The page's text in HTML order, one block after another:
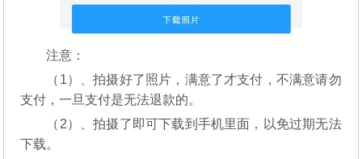
注意：
（1）、拍摄好了照片，满意了才支付，不满意请勿
支付，一旦支付是无法退款的。
（2）、拍摄了即可下载到手机里面，以免过期无法
下载。